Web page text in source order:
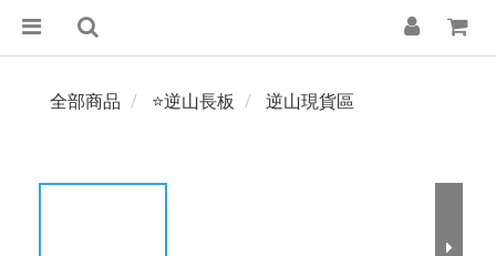
全部商品 ⭐逆山長板 逆山現貨區